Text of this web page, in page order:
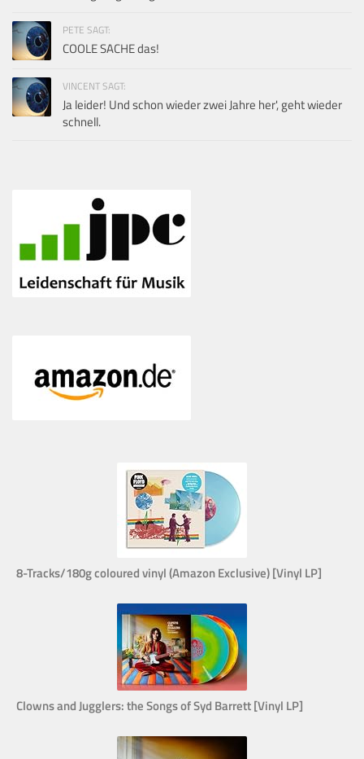
PETE SAGT:
COOLE SACHE das!
VINCENT SAGT:
Ja leider! Und schon wieder zwei Jahre her', geht wieder
schnell.
8-Tracks/180g coloured vinyl (Amazon Exclusive) [Vinyl LP]
Clowns and Jugglers: the Songs of Syd Barrett [Vinyl LP]